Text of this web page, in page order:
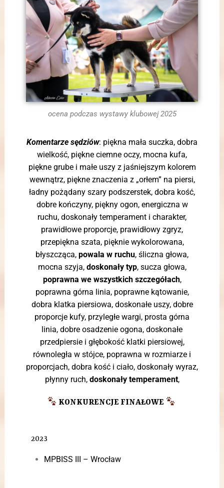
ocena podczas wystawy klubowej 2025
Komentarze sędziów: piękna mała suczka, dobra
wielkość, piękne ciemne oczy, mocna kufa,
piękne grube i małe uszy z jaśniejszym kolorem
wewnątrz, piękne znaczenia z „orłem” na piersi,
ładny pożądany szary podszerstek, dobra kość,
dobre kończyny, piękny ogon, energiczna w
ruchu, doskonały temperament i charakter,
prawidłowe proporcje, prawidłowy zgryz,
przepiękna szata, pięknie wykolorowana,
błyszcząca, powala w ruchu, śliczna głowa,
mocna szyja, doskonały typ, sucza głowa,
poprawna we wszystkich szczegółach,
poprawna górna linia, poprawne kątowanie,
dobra klatka piersiowa, doskonałe uszy, dobre
proporcje kufy, przyległe wargi, prosta górna
linia, dobre osadzenie ogona, doskonałe
przedpiersie i głębokość klatki piersiowej,
równoległa w stójce, poprawna w rozmiarze i
proporcjach, dobra kość i ciało, doskonały wyraz,
płynny ruch, doskonały temperament,
KONKURENCJE FINAŁOWE
2023
MPBISS III – Wrocław